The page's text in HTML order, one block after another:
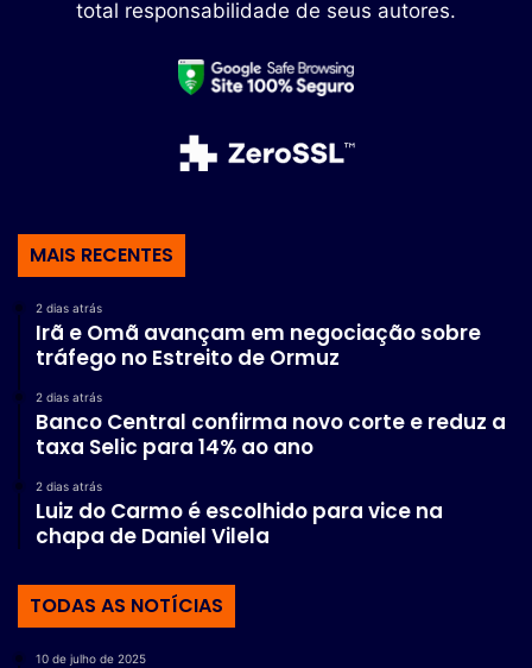
total responsabilidade de seus autores.
MAIS RECENTES
2 dias atrás
Irã e Omã avançam em negociação sobre
tráfego no Estreito de Ormuz
2 dias atrás
Banco Central confirma novo corte e reduz a
taxa Selic para 14% ao ano
2 dias atrás
Luiz do Carmo é escolhido para vice na
chapa de Daniel Vilela
TODAS AS NOTÍCIAS
10 de julho de 2025